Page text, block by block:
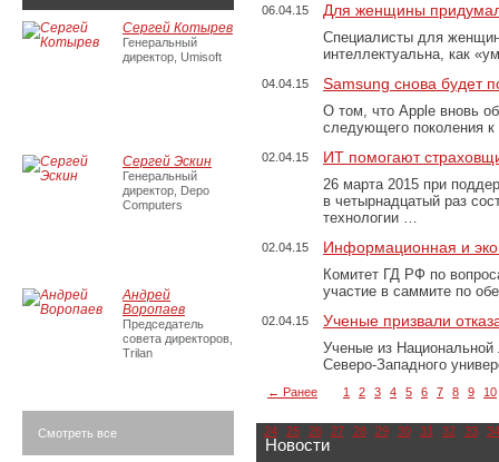
06.04.15 Для женщины
Специалисты для
интеллектуальна, как
04.04.15 Samsung снова будет
О том, что Apple вновь
следующего поколения
02.04.15 ИТ помогают
26 марта 2015 при
в четырнадцатый раз
технологии …
02.04.15 Информационная и
Комитет ГД РФ по
участие в саммите по
02.04.15 Ученые призвали
Ученые из
Северо-Западного
← Ранее 1 2 3 4 5 6 7 8 9 10
24 25 26 27 28 29 30 31 32 33 34
Новости
Сергей Котырев
Генеральный
директор, Umisoft
Сергей Эскин
Генеральный
директор, Depo
Computers
Андрей
Воропаев
Председатель
совета директоров,
Trilan
Смотреть все